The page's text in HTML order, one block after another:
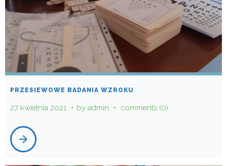
PRZESIEWOWE BADANIA WZROKU
27 kwietnia 2021 by admin comments (0)
arrow_forward